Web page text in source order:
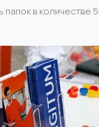
в количестве